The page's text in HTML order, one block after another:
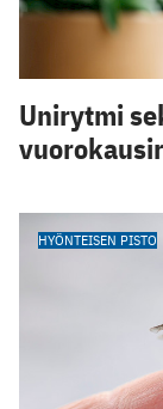
Unirytmi
HYÖNTEISEN PISTO